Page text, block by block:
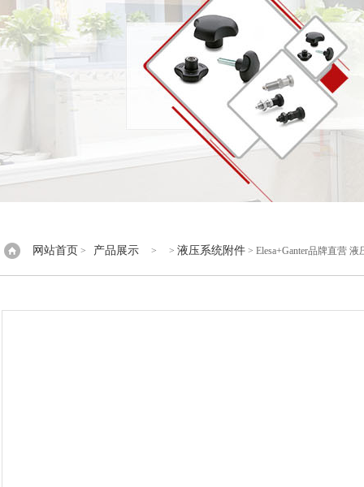
网站首页 > 产品展示 > > 液压系统附件 > Elesa+Ganter品牌直营